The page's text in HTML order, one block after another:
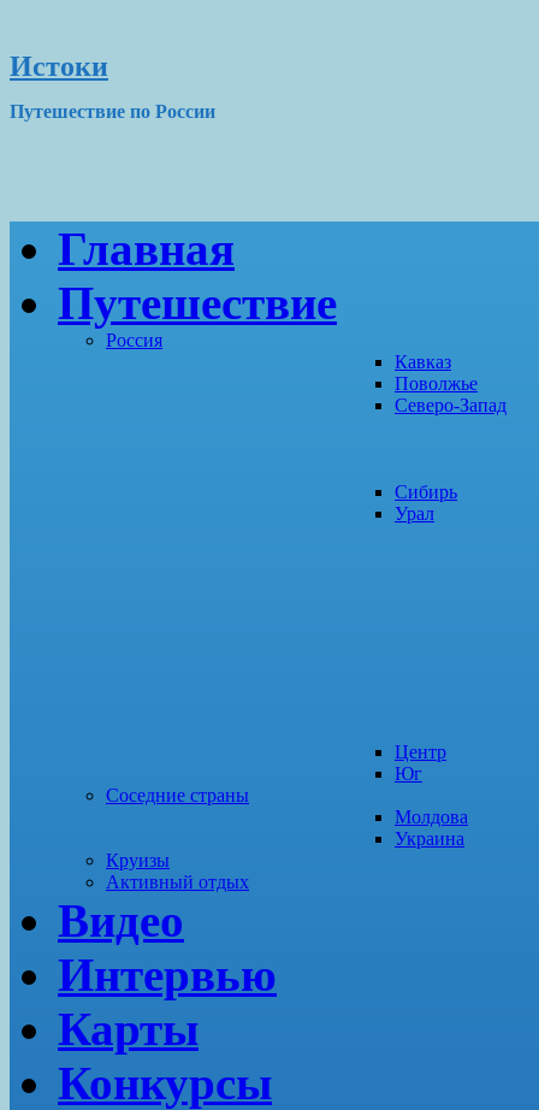
Истоки
Путешествие по России
Главная
Путешествие
Россия
Кавказ
Поволжье
Северо-Запад
Сибирь
Урал
Центр
Юг
Соседние страны
Молдова
Украина
Круизы
Активный отдых
Видео
Интервью
Карты
Конкурсы